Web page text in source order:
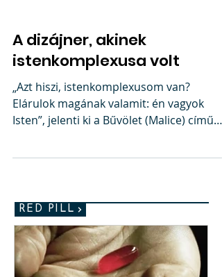
A dizájner, akinek
istenkomplexusa volt
„Azt hiszi, istenkomplexusom van?
Isten”, jelenti ki a Bűvölet (Malice) című
RED PILL